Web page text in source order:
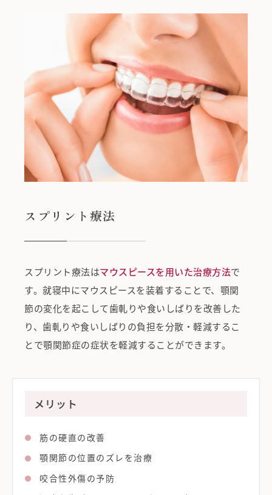
スプリント療法
スプリント療法はマウスピースを用いた治療方法で
す。 就寝中にマウスピースを装着することで、顎関
節の変化を起こして歯軋りや食いしばりを改善した
り、歯軋りや食いしばりの負担を分散・軽減するこ
とで顎関節症の症状を軽減することができます。
メリット
筋の硬直の改善
顎関節の位置のズレを治療
咬合性外傷の予防